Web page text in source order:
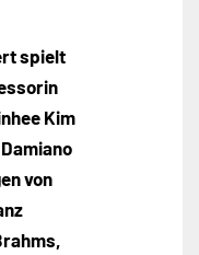
spielt
Kim
von